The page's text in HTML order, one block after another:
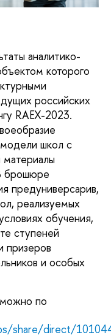
аналитико-
которого
российских
RAEX-2023.
школ с
брошюре
предуниверсарив,
реализуемых
обучения,
ступеней
призеров
и особых
по
share/direct/